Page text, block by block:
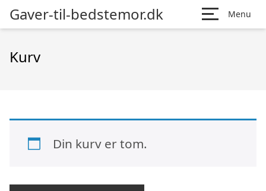
Gaver-til-bedstemor.dk Menu
Kurv
Din kurv er tom.